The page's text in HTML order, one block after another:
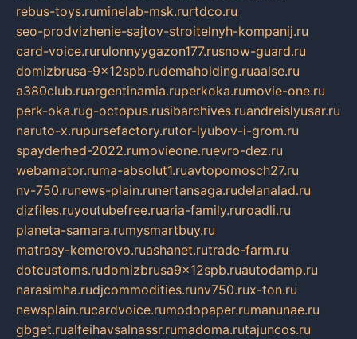
rebus-toys.ruminelab-msk.rurtdco.ru
seo-prodvizhenie-sajtov-stroitelnyh-kompanij.ru
card-voice.rurulonnyygazon177.rusnow-guard.ru
domizbrusa-9x12spb.rudemaholding.ruaalse.ru
a380club.ruargentinamia.ruperkoka.rumovie-one.ru
perk-oka.rug-octopus.rusibarchives.ruandreislyusar.ru
naruto-x.rupursefactory.rutor-lyubov-i-grom.ru
spayderhed-2022.rumovieone.ruevro-dez.ru
webamator.ruma-absolut1.ruavtopomosch27.ru
nv-750.runews-plain.runertansaga.rudelanalad.ru
dizfiles.ruyoutubefree.ruaria-family.ruroadli.ru
planeta-samara.rumysmartbuy.ru
matrasy-kemerovo.ruashanet.rutrade-farm.ru
dotcustoms.rudomizbrusa9x12spb.ruautodamp.ru
narasimha.rudjcommodities.runv750.rux-ton.ru
newsplain.rucardvoice.rumodopaper.rumanunae.ru
gbget.rualfeihavsalnassr.rumadoma.rutajuncos.ru